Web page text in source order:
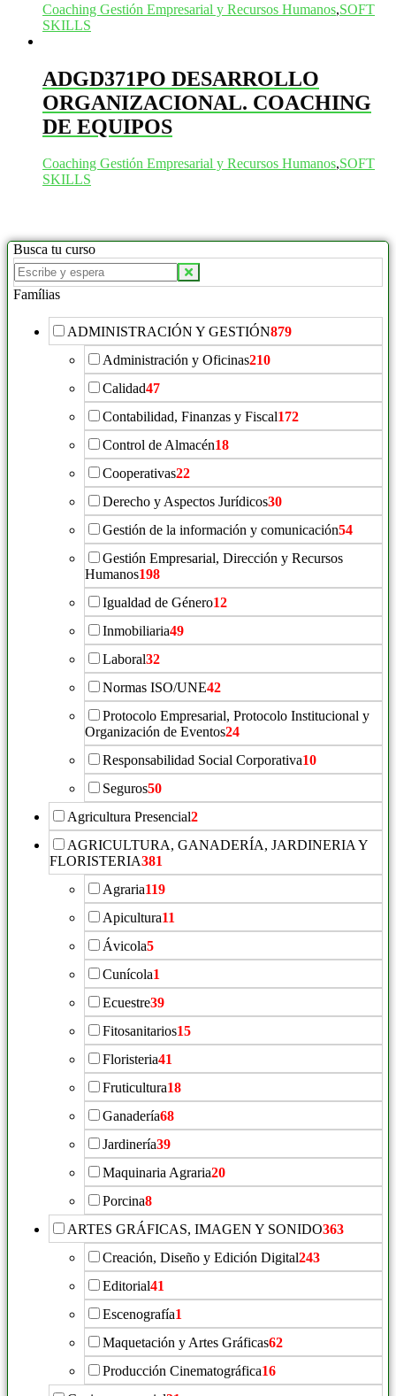
Coaching Gestión Empresarial y Recursos Humanos,SOFT
SKILLS
ADGD371PO DESARROLLO
ORGANIZACIONAL. COACHING
DE EQUIPOS
Coaching Gestión Empresarial y Recursos Humanos,SOFT
SKILLS
Busca tu curso
Buscar
productos:
Famílias
ADMINISTRACIÓN Y GESTIÓN879
Administración y Oficinas210
Calidad47
Contabilidad, Finanzas y Fiscal172
Control de Almacén18
Cooperativas22
Derecho y Aspectos Jurídicos30
Gestión de la información y comunicación54
Gestión Empresarial, Dirección y Recursos
Humanos198
Igualdad de Género12
Inmobiliaria49
Laboral32
Normas ISO/UNE42
Protocolo Empresarial, Protocolo Institucional y
Organización de Eventos24
Responsabilidad Social Corporativa10
Seguros50
Agricultura Presencial2
AGRICULTURA, GANADERÍA, JARDINERIA Y
FLORISTERIA381
Agraria119
Apicultura11
Ávicola5
Cunícola1
Ecuestre39
Fitosanitarios15
Floristeria41
Fruticultura18
Ganadería68
Jardinería39
Maquinaria Agraria20
Porcina8
ARTES GRÁFICAS, IMAGEN Y SONIDO363
Creación, Diseño y Edición Digital243
Editorial41
Escenografía1
Maquetación y Artes Gráficas62
Producción Cinematográfica16